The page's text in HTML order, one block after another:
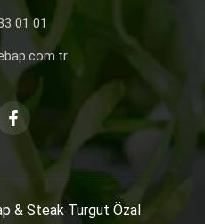
01 01
& Steak Turgut Özal